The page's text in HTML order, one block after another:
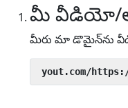
మీ వీడియో/
మీరు మా డొమైన్‌ను
yout.com/